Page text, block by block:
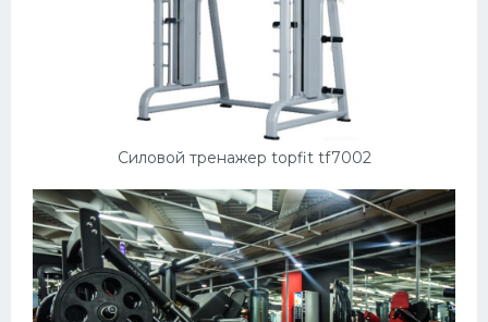
Силовой тренажер topfit tf7002